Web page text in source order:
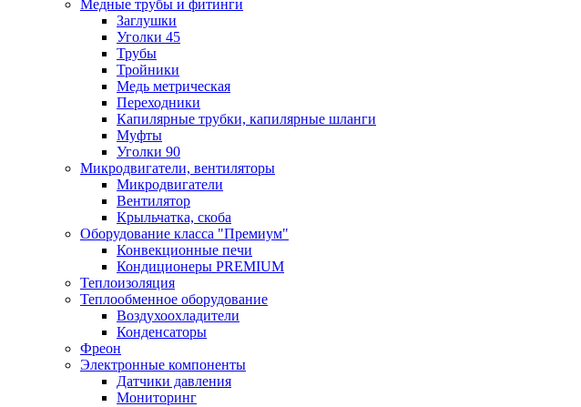
Медные трубы и фитинги
Заглушки
Уголки 45
Трубы
Тройники
Медь метрическая
Переходники
Капилярные трубки, капилярные шланги
Муфты
Уголки 90
Микродвигатели, вентиляторы
Микродвигатели
Вентилятор
Крыльчатка, скоба
Оборудование класса "Премиум"
Конвекционные печи
Кондиционеры PREMIUM
Теплоизоляция
Теплообменное оборудование
Воздухоохладители
Конденсаторы
Фреон
Электронные компоненты
Датчики давления
Мониторинг